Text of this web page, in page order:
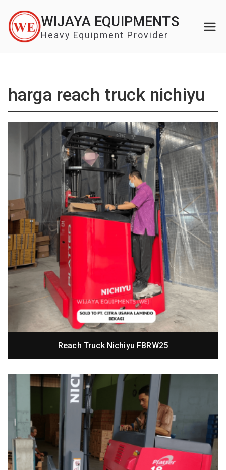
content
WIJAYA EQUIPMENTS
Heavy Equipment Provider
harga reach truck nichiyu
Reach Truck Nichiyu FBRW25